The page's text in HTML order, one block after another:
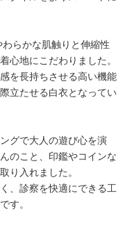
らかな肌触りと伸縮性
心地にこだわりました。
を長持ちさせる高い機能
立たせる白衣となってい
グで大人の遊び心を演
のこと、印鑑やコインな
り入れました。
、診察を快適にできる工
す。